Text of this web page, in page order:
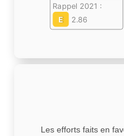
Rappel 2021 :
E
2.86
Les efforts faits en